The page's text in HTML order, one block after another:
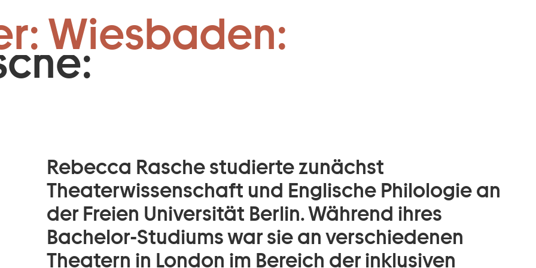
Zum Footer springen
Wiesbaden:
Vermittlung JUST:
Rebecca Rasche studierte zunächst
Theaterwissenschaft und Englische Philologie an
der Freien Universität Berlin. Während ihres
Bachelor-Studiums war sie an verschiedenen
Theatern in London im Bereich der inklusiven